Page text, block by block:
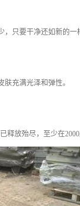
只要干净还如新的一
充满光泽和弹性。
放殆尽，至少在2000